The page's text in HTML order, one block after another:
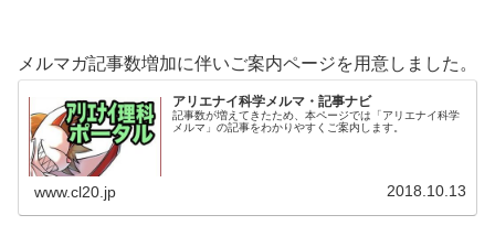
メルマガ記事数増加に伴いご案内ページを用意しました。
アリエナイ科学メルマ・記事ナビ
記事数が増えてきたため、本ページでは「アリエナイ科学
メルマ」の記事をわかりやすくご案内します。
www.cl20.jp 2018.10.13